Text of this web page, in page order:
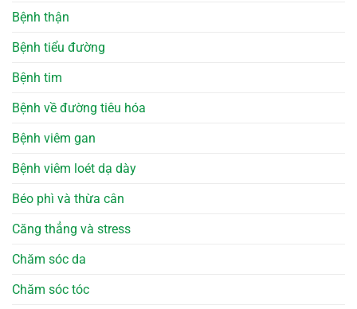
Bệnh thận
Bệnh tiểu đường
Bệnh tim
Bệnh về đường tiêu hóa
Bệnh viêm gan
Bệnh viêm loét dạ dày
Béo phì và thừa cân
Căng thẳng và stress
Chăm sóc da
Chăm sóc tóc